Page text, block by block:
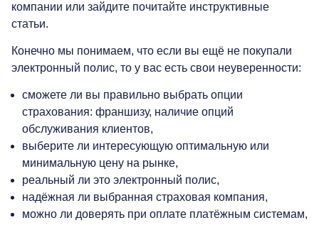
ГОРОД РЕГИСТРАЦИИ ВЛАДЕЛЬЦА
Авто на еврономерах
Есть лицензия такси
Имею льготы
Со скидкой до 25%
компании или зайдите почитайте инструктивные
статьи.
Конечно мы понимаем, что если вы ещё не покупали
электронный полис, то у вас есть свои неуверенности:
сможете ли вы правильно выбрать опции
страхования: франшизу, наличие опций
обслуживания клиентов,
выберите ли интересующую оптимальную или
минимальную цену на рынке,
реальный ли это электронный полис,
надёжная ли выбранная страховая компания,
можно ли доверять при оплате платёжным системам,